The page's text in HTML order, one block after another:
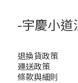
-宇慶小道
退換貨政策
運送政策
條款與細則